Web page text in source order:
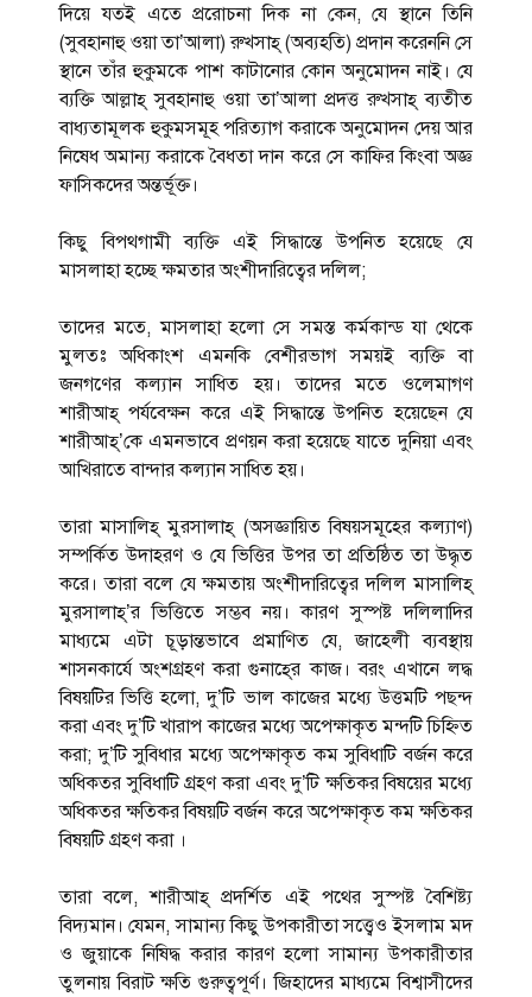
দিয়ে যতই এতে প্ররোচনা দিক না কেন, যে স্থানে তিনি
(সুবহানাহু ওয়া তা’আলা) রুখসাহ্ (অব্যহতি) প্রদান করেননি সে
স্থানে তাঁর হুকুমকে পাশ কাটানোর কোন অনুমোদন নাই। যে
ব্যক্তি আল্লাহ্ সুবহানাহু ওয়া তা’আলা প্রদত্ত রুখসাহ্ ব্যতীত
বাধ্যতামূলক হুকুমসমূহ পরিত্যাগ করাকে অনুমোদন দেয় আর
নিষেধ অমান্য করাকে বৈধতা দান করে সে কাফির কিংবা অজ্ঞ
ফাসিকদের অন্তর্ভূক্ত।
কিছু বিপথগামী ব্যক্তি এই সিদ্ধান্তে উপনিত হয়েছে যে
মাসলাহা হচ্ছে ক্ষমতার অংশীদারিত্বের দলিল;
তাদের মতে, মাসলাহা হলো সে সমস্ত কর্মকান্ড যা থেকে
মুলতঃ অধিকাংশ এমনকি বেশীরভাগ সময়ই ব্যক্তি বা
জনগণের কল্যান সাধিত হয়। তাদের মতে ওলেমাগণ
শারীআহ্ পর্যবেক্ষন করে এই সিদ্ধান্তে উপনিত হয়েছেন যে
শারীআহ্’কে এমনভাবে প্রণয়ন করা হয়েছে যাতে দুনিয়া এবং
আখিরাতে বান্দার কল্যান সাধিত হয়।
তারা মাসালিহ্ মুরসালাহ্ (অসজ্ঞায়িত বিষয়সমূহের কল্যাণ)
সম্পর্কিত উদাহরণ ও যে ভিত্তির উপর তা প্রতিষ্ঠিত তা উদ্ধৃত
করে। তারা বলে যে ক্ষমতায় অংশীদারিত্বের দলিল মাসালিহ্
মুরসালাহ্’র ভিত্তিতে সম্ভব নয়। কারণ সুস্পষ্ট দলিলাদির
মাধ্যমে এটা চূড়ান্তভাবে প্রমাণিত যে, জাহেলী ব্যবস্থায়
শাসনকার্যে অংশগ্রহণ করা গুনাহে্র কাজ। বরং এখানে লদ্ধ
বিষয়টির ভিত্তি হলো, দু’টি ভাল কাজের মধ্যে উত্তমটি পছন্দ
করা এবং দু’টি খারাপ কাজের মধ্যে অপেক্ষাকৃত মন্দটি চিহ্নিত
করা; দু’টি সুবিধার মধ্যে অপেক্ষাকৃত কম সুবিধাটি বর্জন করে
অধিকতর সুবিধাটি গ্রহণ করা এবং দু’টি ক্ষতিকর বিষয়ের মধ্যে
অধিকতর ক্ষতিকর বিষয়টি বর্জন করে অপেক্ষাকৃত কম ক্ষতিকর
বিষয়টি গ্রহণ করা ।
তারা বলে, শারীআহ্ প্রদর্শিত এই পথের সুস্পষ্ট বৈশিষ্ট্য
বিদ্যমান। যেমন, সামান্য কিছু উপকারীতা সত্ত্বেও ইসলাম মদ
ও জুয়াকে নিষিদ্ধ করার কারণ হলো সামান্য উপকারীতার
তুলনায় বিরাট ক্ষতি গুরুত্বপূর্ণ। জিহাদের মাধ্যমে বিশ্বাসীদের